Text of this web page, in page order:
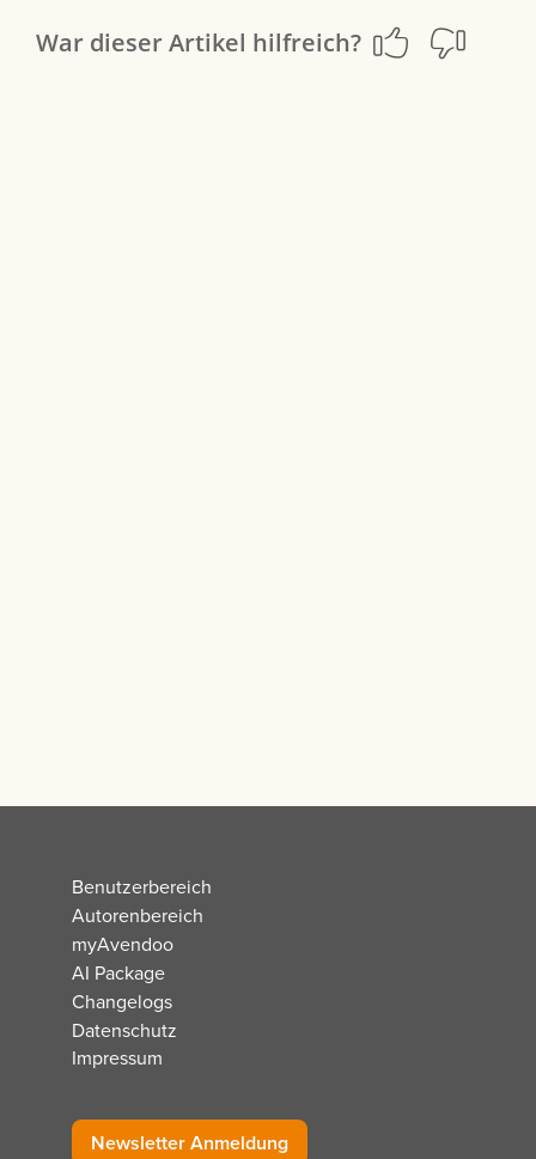
War dieser Artikel hilfreich?
Benutzerbereich
Autorenbereich
myAvendoo
AI Package
Changelogs
Datenschutz
Impressum
Newsletter Anmeldung